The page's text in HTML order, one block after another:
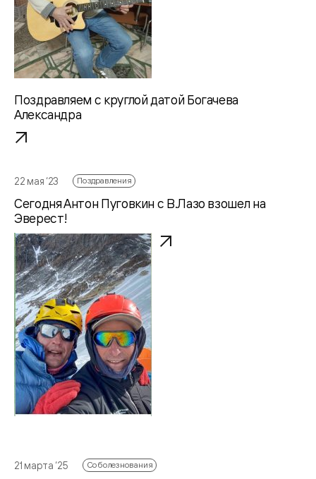
Поздравляем с круглой датой Богачева
Александра
22 мая ‘23 Поздравления
Сегодня Антон Пуговкин с В.Лазо взошел на
Эверест!
21 марта ‘25 Соболезнования